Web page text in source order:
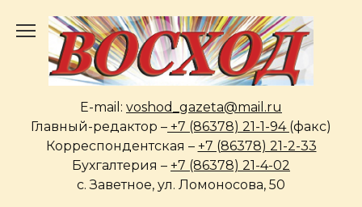
содержанию
E-mail: voshod_gazeta@mail.ru
Главный-редактор – +7 (86378) 21-1-94 (факс)
Корреспондентская – +7 (86378) 21-2-33
Бухгалтерия – +7 (86378) 21-4-02
с. Заветное, ул. Ломоносова, 50